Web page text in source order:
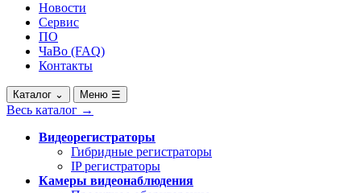
Новости
Сервис
ПО
ЧаВо (FAQ)
Контакты
Каталог ⌄ Меню ☰
Весь каталог →
Видеорегистраторы
Гибридные регистраторы
IP регистраторы
Камеры видеонаблюдения